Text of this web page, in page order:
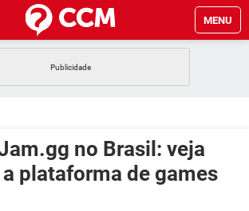
MENU
EXCEL
GMAIL
FACEBOOK
WHATSAPP
no Brasil: veja
plataforma de games